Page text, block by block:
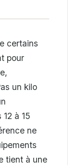
certains
pour
un kilo
à 15
ne
tient à une